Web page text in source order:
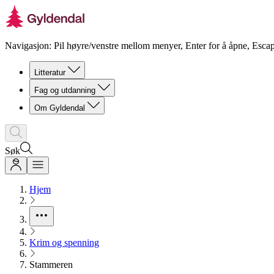
Navigasjon: Pil høyre/venstre mellom menyer, Enter for å åpne,
Litteratur
Fag og utdanning
Om Gyldendal
Søk
Hjem
Krim og spenning
Stammeren